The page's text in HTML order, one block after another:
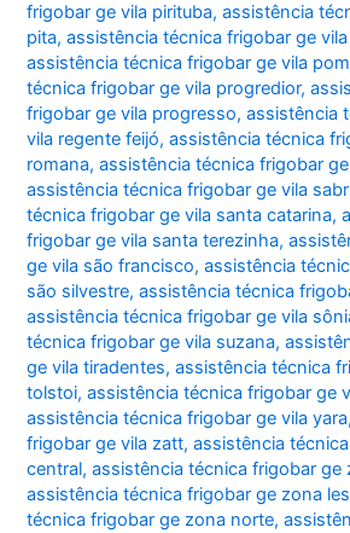
frigobar ge vila pirituba,assistência
pita,assistência técnica frigobar ge
assistência técnica frigobar ge vila
técnica frigobar ge vila progredior,
frigobar ge vila progresso,assistência
vila regente feijó,assistência técnica
romana,assistência técnica frigobar
assistência técnica frigobar ge vila
técnica frigobar ge vila santa catarina,
frigobar ge vila santa terezinha,
ge vila são francisco,assistência
são silvestre,assistência técnica
assistência técnica frigobar ge vila
técnica frigobar ge vila suzana,
ge vila tiradentes,assistência técnica
tolstoi,assistência técnica frigobar ge
assistência técnica frigobar ge vila yara
frigobar ge vila zatt,assistência
central,assistência técnica frigobar ge
assistência técnica frigobar ge zona
técnica frigobar ge zona norte,